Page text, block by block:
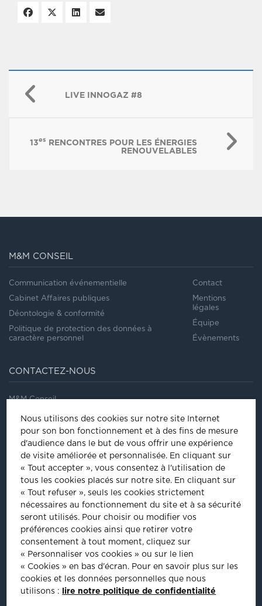
LIVE INNOGAZ #8
13es
RENCONTRES POUR LES ÉNERGIES
RENOUVELABLES
M&M CONSEIL
Communication événementielle
Cabinet Affaires publiques
Déontologie & conformité
Politique de protection des données à
caractère personnel
Contact
Mentions
légales
Équipe
Évènements
CONTACTEZ-NOUS
M&M Conseil
75007 Paris
:01 44 18 64 60
ÊTRE INVITÉ À NOS ÉVÈNEMENTS
Inscrivez-vous pour être informé de nos prochains évènements :
INSCRIPTION
PLUS D'INFORMATIONS
Nous utilisons des cookies sur notre site Internet
pour son bon fonctionnement et à des fins de mesure
d'audience dans le but de vous offrir une expérience
de visite améliorée et personnalisée. En cliquant sur
« Tout accepter », vous consentez à l'utilisation de
tous les cookies placés sur notre site. En cliquant sur
« Tout refuser », seuls les cookies strictement
nécessaires au fonctionnement du site et à sa sécurité
seront utilisés. Pour choisir ou modifier vos
préférences cookies ainsi que retirer votre
consentement à tout moment, cliquez sur
« Personnaliser vos cookies » ou sur le lien
« Cookies » en bas d'écran. Pour en savoir plus sur les
cookies et les données personnelles que nous
utilisons :
lire notre politique de confidentialité